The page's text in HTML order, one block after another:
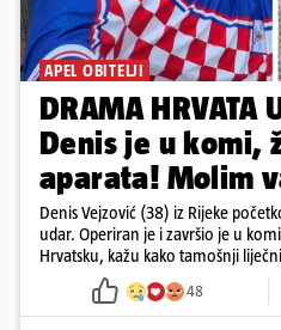
APEL OBITELJI
DRAMA HRVATA
Denis je u komi,
aparata! Molim
Denis Vejzović (38) iz Rijeke
udar. Operiran je i završio je u
Hrvatsku, kažu kako tamošnji
'Imamo 72 sata'
48